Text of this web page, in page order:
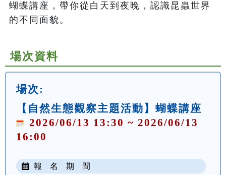
蝴蝶講座，帶你從白天到夜晚，認識昆蟲世界
的不同面貌。
場次資料
場次:
【自然生態觀察主題活動】蝴蝶講座
2026/06/13 13:30 ~ 2026/06/13
16:00
報 名 期 間